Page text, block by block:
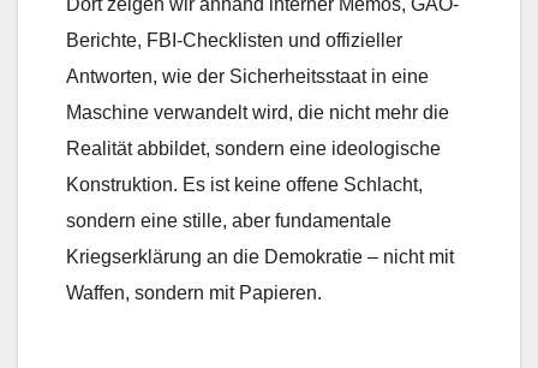
Berichte, FBI-Checklisten und offizieller
Antworten, wie der Sicherheitsstaat in eine
Maschine verwandelt wird, die nicht mehr die
Realität abbildet, sondern eine ideologische
Konstruktion. Es ist keine offene Schlacht,
sondern eine stille, aber fundamentale
Kriegserklärung an die Demokratie – nicht mit
Waffen, sondern mit Papieren.